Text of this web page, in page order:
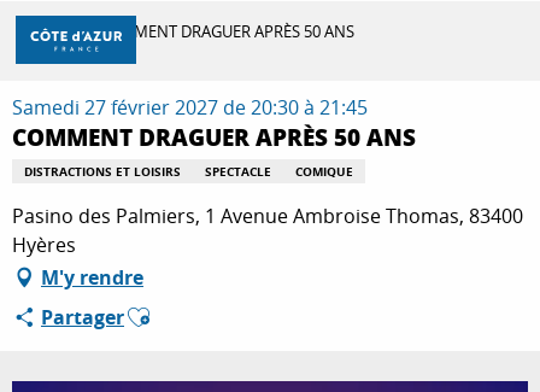
Aller
contenu
principal
DÉCOUVRIR
À FAIRE
SÉJOURNER
Accueil COMMENT DRAGUER APRÈS 50 ANS
Samedi 27 février 2027 de 20:30 à 21:45
COMMENT DRAGUER APRÈS 50 ANS
DISTRACTIONS ET LOISIRS SPECTACLE COMIQUE
Pasino des Palmiers, 1 Avenue Ambroise Thomas, 83400
Hyères
M'y rendre
PartagerAjouter aux favoris